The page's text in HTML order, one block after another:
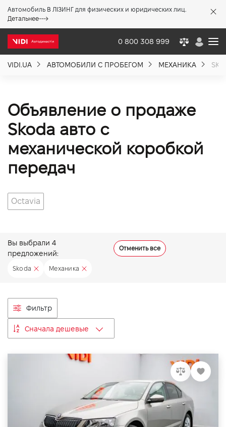
Автомобиль В ЛІЗИНГ для физических и юридических лиц.
Детальнее
0 800 308 999
VIDI.UA АВТОМОБИЛИ С ПРОБЕГОМ МЕХАНИКА
Объявление о продаже
Skoda авто с
механической коробкой
передач
Octavia
Вы выбрали 4
предложений:
Отменить все
Skoda Механика
Фильтр
Сначала дешевые
Акции %
Новости
Политика качества
Контакты
Підпишись на наш канал та слідкуй за
акціями, послугами та новинками